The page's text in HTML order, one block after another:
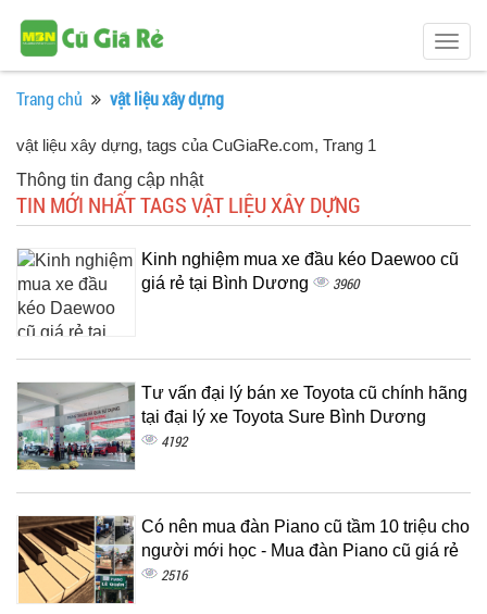
Trang chủ vật liệu xây dựng
vật liệu xây dựng, tags của CuGiaRe.com, Trang 1
Thông tin đang cập nhật
TIN MỚI NHẤT TAGS VẬT LIỆU XÂY DỰNG
Kinh nghiệm mua xe đầu kéo Daewoo cũ
giá rẻ tại Bình Dương
3960
Tư vấn đại lý bán xe Toyota cũ chính hãng
tại đại lý xe Toyota Sure Bình Dương
4192
Có nên mua đàn Piano cũ tầm 10 triệu cho
người mới học - Mua đàn Piano cũ giá rẻ
2516